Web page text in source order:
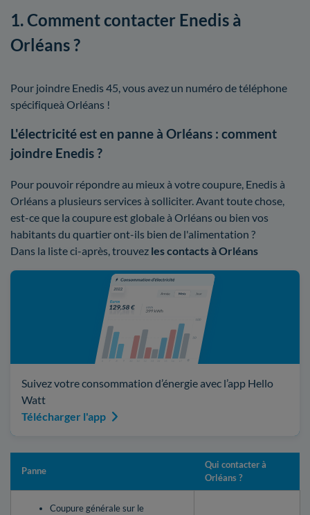
1. Comment contacter Enedis à
Orléans ?
Pour joindre Enedis 45, vous avez un numéro de téléphone
spécifiqueà Orléans !
L'électricité est en panne à Orléans : comment
joindre Enedis ?
Pour pouvoir répondre au mieux à votre coupure, Enedis à
Orléans a plusieurs services à solliciter. Avant toute chose,
est-ce que la coupure est globale à Orléans ou bien vos
habitants du quartier ont-ils bien de l'alimentation ?
Dans la liste ci-après, trouvez les contacts à Orléans
Suivez votre consommation d’énergie avec l’app Hello
Watt
Télécharger l'app
Panne
Qui contacter à
Orléans ?
Coupure générale sur le